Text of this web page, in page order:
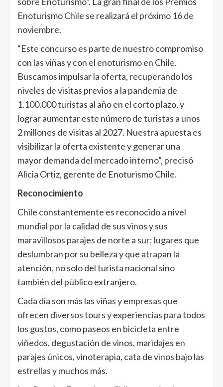
Enoturismo Chile se realizará el próximo 16 de
noviembre.
“Este concurso es parte de nuestro compromiso
con las viñas y con el enoturismo en Chile.
Buscamos impulsar la oferta, recuperando los
niveles de visitas previos a la pandemia de
1.100.000 turistas al año en el corto plazo, y
lograr aumentar este número de turistas a unos
2 millones de visitas al 2027. Nuestra apuesta es
visibilizar la oferta existente y generar una
mayor demanda del mercado interno”, precisó
Alicia Ortiz, gerente de Enoturismo Chile.
Reconocimiento
Chile constantemente es reconocido a nivel
mundial por la calidad de sus vinos y sus
maravillosos parajes de norte a sur; lugares que
deslumbran por su belleza y que atrapan la
atención, no solo del turista nacional sino
también del público extranjero.
Cada día son más las viñas y empresas que
ofrecen diversos tours y experiencias para todos
los gustos, como paseos en bicicleta entre
viñedos, degustación de vinos, maridajes en
parajes únicos, vinoterapia, cata de vinos bajo las
estrellas y muchos más.